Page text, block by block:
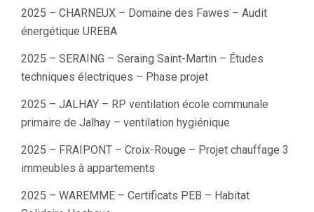
2025 – CHARNEUX – Domaine des Fawes – Audit
énergétique UREBA
2025 – SERAING – Seraing Saint-Martin – Études
techniques électriques – Phase projet
2025 – JALHAY – RP ventilation école communale
primaire de Jalhay – ventilation hygiénique
2025 – FRAIPONT – Croix-Rouge – Projet chauffage 3
immeubles à appartements
2025 – WAREMME – Certificats PEB – Habitat